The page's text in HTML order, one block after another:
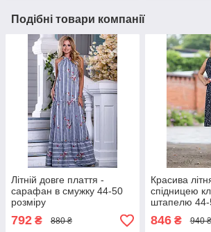
Подібні товари компанії
Літній довге плаття -
сарафан в смужку 44-50
розміру
792 ₴ 880 ₴
Красива
спідницею
штапелю 44-
846₴ 940 ₴